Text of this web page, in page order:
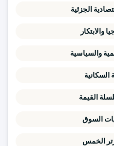
الجزئية
والابتكار
والسياسية
السكانية
القيمة
السوق
الخمس